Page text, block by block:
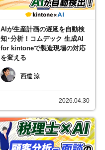
AIが生産計画の遅延を自動検
知･分析！コムデック 生成AI
for kintoneで製造現場の対応
を変える
西道 涼
2026.04.30